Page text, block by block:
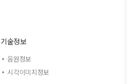
기술정보
음원정보
시각이미지정보